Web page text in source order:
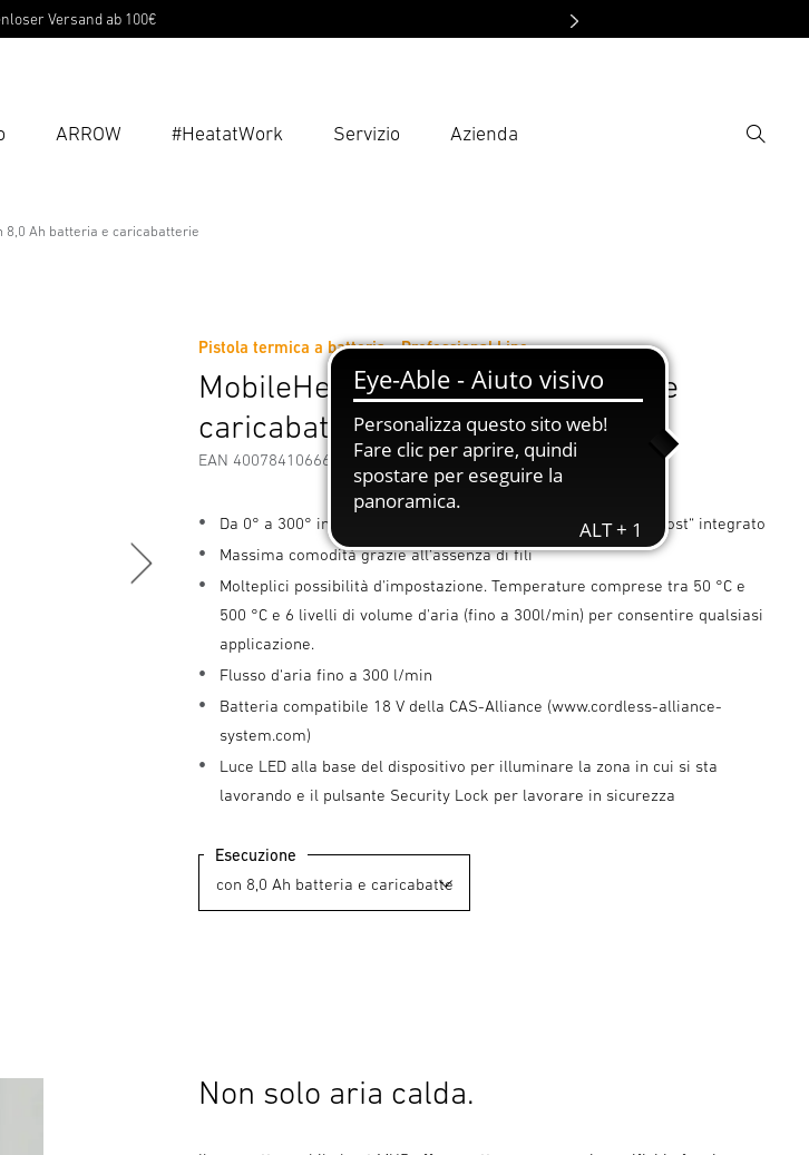
Versand ab 100€
ARROW #HeatatWork Servizio Azienda
Ricerca
8,0 Ah batteria e caricabatterie
Pistola termica a batteria - Professional Line
MobileHeat 5 con 8,0 Ah batteria e
caricabatterie
EAN 4007841066611
Da 0° a 300° in meno di 4 secondi, grazie al „Temperature Boost“ integrato
Massima comodità grazie all‘assenza di fili
Molteplici possibilità d'impostazione. Temperature comprese tra 50 °C e
500 °C e 6 livelli di volume d'aria (fino a 300l/min) per consentire qualsiasi
applicazione.
Flusso d‘aria fino a 300 l/min
Batteria compatibile 18 V della CAS-Alliance (www.cordless-alliance-
system.com)
Luce LED alla base del dispositivo per illuminare la zona in cui si sta
lavorando e il pulsante Security Lock per lavorare in sicurezza
Esecuzione
Non solo aria calda.